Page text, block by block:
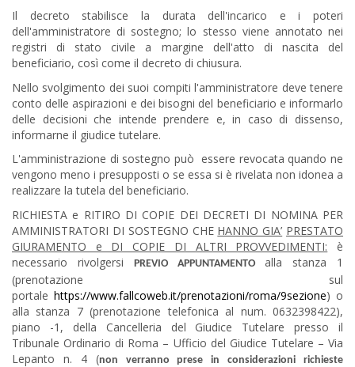
Il decreto stabilisce la durata dell'incarico e i poteri
dell'amministratore di sostegno; lo stesso viene annotato nei
registri di stato civile a margine dell'atto di nascita del
beneficiario, così come il decreto di chiusura.
Nello svolgimento dei suoi compiti l'amministratore deve tenere
conto delle aspirazioni e dei bisogni del beneficiario e informarlo
delle decisioni che intende prendere e, in caso di dissenso,
informarne il giudice tutelare.
L'amministrazione di sostegno può essere revocata quando ne
vengono meno i presupposti o se essa si è rivelata non idonea a
realizzare la tutela del beneficiario.
RICHIESTA e RITIRO DI COPIE DEI DECRETI DI NOMINA PER
AMMINISTRATORI DI SOSTEGNO CHE HANNO GIA’ PRESTATO
GIURAMENTO e DI COPIE DI ALTRI PROVVEDIMENTI: è
necessario rivolgersi
PREVIO APPUNTAMENTOalla stanza 1
(prenotazione sul
portale https://www.fallcoweb.it/prenotazioni/roma/9sezione) o
alla stanza 7 (prenotazione telefonica al num. 0632398422),
piano -1, della Cancelleria del Giudice Tutelare presso il
Tribunale Ordinario di Roma – Ufficio del Giudice Tutelare – Via
Lepanto n. 4 (non verranno prese in considerazioni richieste